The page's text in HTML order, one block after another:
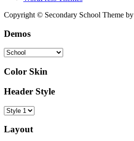
Copyright © Secondary School Theme by
Demos
Color Skin
Header Style
Layout